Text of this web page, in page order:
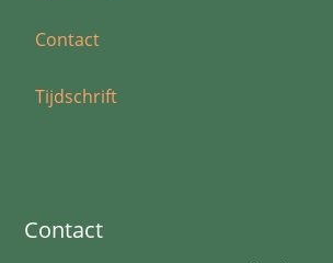
Contact
Tijdschrift
Contact